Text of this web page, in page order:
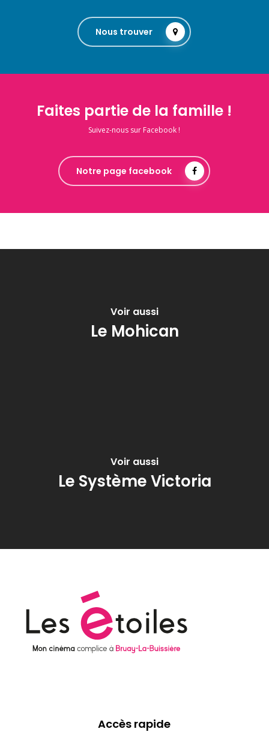
Nous trouver
Faites partie de la famille !
Suivez-nous sur Facebook !
Notre page facebook
Voir aussi
Le Mohican
Voir aussi
Le Système Victoria
Accès rapide